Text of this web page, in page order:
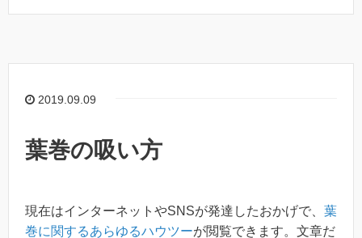
2019.09.09
葉巻の吸い方
現在はインターネットやSNSが発達したおかげで、 葉
巻に関するあらゆるハウツーが閲覧できます。文章だ